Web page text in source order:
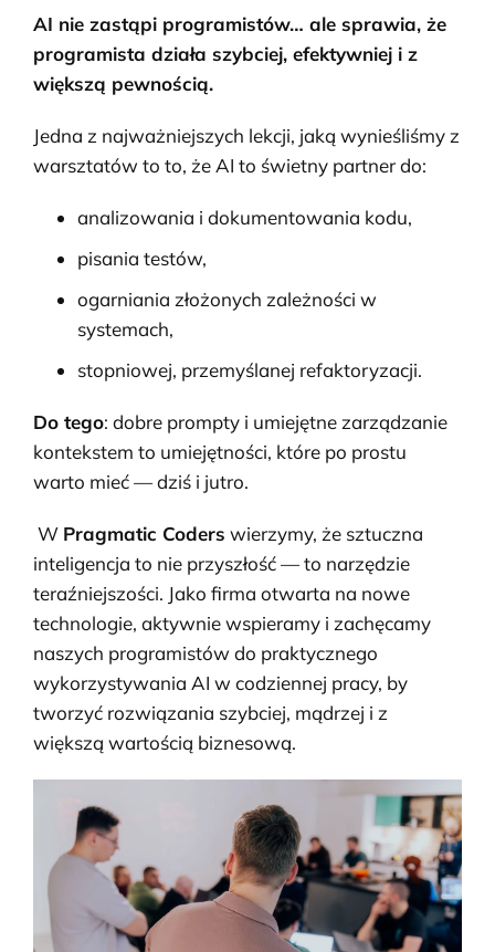
AI nie zastąpi programistów… ale sprawia, że
programista działa szybciej, efektywniej i z
większą pewnością.
Jedna z najważniejszych lekcji, jaką wynieśliśmy z
warsztatów to to, że AI to świetny partner do:
analizowania i dokumentowania kodu,
pisania testów,
ogarniania złożonych zależności w
systemach,
stopniowej, przemyślanej refaktoryzacji.
Do tego: dobre prompty i umiejętne zarządzanie
kontekstem to umiejętności, które po prostu
warto mieć — dziś i jutro.
W Pragmatic Coders wierzymy, że sztuczna
inteligencja to nie przyszłość — to narzędzie
teraźniejszości. Jako firma otwarta na nowe
technologie, aktywnie wspieramy i zachęcamy
naszych programistów do praktycznego
wykorzystywania AI w codziennej pracy, by
tworzyć rozwiązania szybciej, mądrzej i z
większą wartością biznesową.